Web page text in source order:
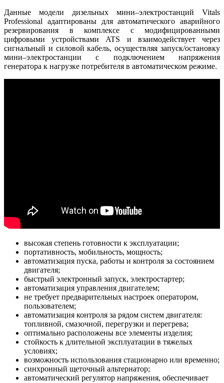
Данные модели дизельных мини‒электростанций Vitals
Professional адаптированы для автоматического аварийного
резервирования в комплексе с модифицированными
цифровыми устройствами ATS и взаимодействует через
сигнальный и силовой кабель, осуществляя запуск/остановку
мини‒электростанции с подключением напряжения
генератора к нагрузке потребителя в автоматическом режиме.
высокая степень готовности к эксплуатации;
портативность, мобильность, мощность;
автоматизация пуска, работы и контроля за состоянием
двигателя;
быстрый электронный запуск, электростартер;
автоматизация управления двигателем;
не требует предварительных настроек оператором,
пользователем;
автоматизация контроля за рядом систем двигателя:
топливной, смазочной, перегрузки и перегрева;
оптимально расположены все элементы изделия;
стойкость к длительной эксплуатации в тяжелых
условиях;
возможность использования стационарно или временно;
синхронный щеточный альтернатор;
автоматический регулятор напряжения, обеспечивает